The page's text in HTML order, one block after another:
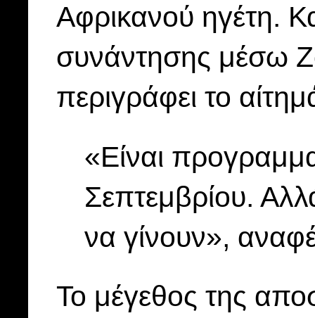
Αφρικανού ηγέτη.
συνάντησης μέσω
περιγράφει το
«Είναι
Σεπτεμβρίου.
να γίνουν»,
Το μέγεθος της